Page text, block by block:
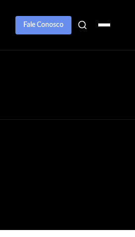
Fale Conosco